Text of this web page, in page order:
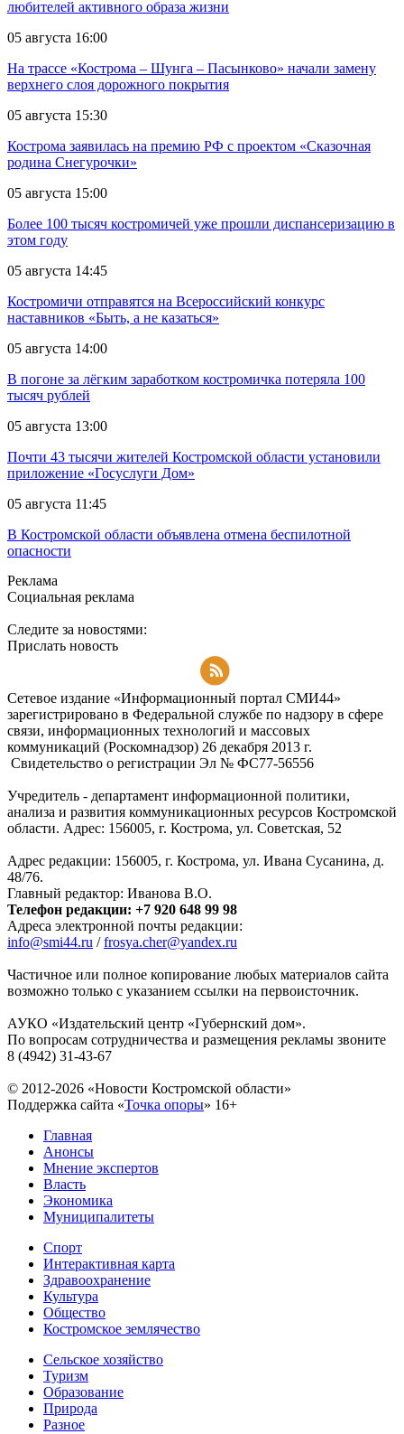
любителей активного образа жизни
05 августа 16:00
На трассе «Кострома – Шунга – Пасынково» начали замену
верхнего слоя дорожного покрытия
05 августа 15:30
Кострома заявилась на премию РФ с проектом «Сказочная
родина Снегурочки»
05 августа 15:00
Более 100 тысяч костромичей уже прошли диспансеризацию в
этом году
05 августа 14:45
Костромичи отправятся на Всероссийский конкурс
наставников «Быть, а не казаться»
05 августа 14:00
В погоне за лёгким заработком костромичка потеряла 100
тысяч рублей
05 августа 13:00
Почти 43 тысячи жителей Костромской области установили
приложение «Госуслуги Дом»
05 августа 11:45
В Костромской области объявлена отмена беспилотной
опасности
Реклама
Социальная реклама
Следите за новостями:
Прислать новость
Сетевое издание «Информационный портал СМИ44»
зарегистрировано в Федеральной службе по надзору в сфере
связи, информационных технологий и массовых
коммуникаций (Роскомнадзор) 26 декабря 2013 г.
Свидетельство о регистрации Эл № ФC77-56556
Учредитель - департамент информационной политики,
анализа и развития коммуникационных ресурсов Костромской
области. Адрес: 156005, г. Кострома, ул. Советская, 52
Адрес редакции: 156005, г. Кострома, ул. Ивана Сусанина, д.
48/76.
Главный редактор: Иванова В.О.
Телефон редакции: +7 920 648 99 98
Адреса электронной почты редакции:
info@smi44.ru /frosya.cher@yandex.ru
Частичное или полное копирование любых материалов сайта
возможно только с указанием ссылки на первоисточник.
АУКО «Издательский центр «Губернский дом».
По вопросам сотрудничества и размещения рекламы звоните
8 (4942) 31-43-67
© 2012-2026 «Новости Костромской области»
Поддержка сайта «Точка опоры» 16+
Главная
Анонсы
Мнение экспертов
Власть
Экономика
Муниципалитеты
Спорт
Интерактивная карта
Здравоохранение
Культура
Общество
Костромское землячество
Сельское хозяйство
Туризм
Образование
Природа
Разное